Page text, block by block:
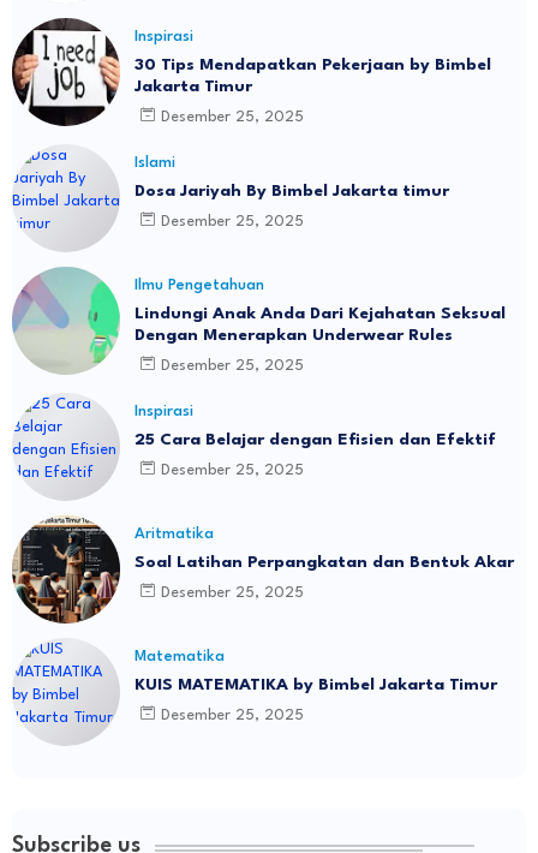
Inspirasi
30 Tips Mendapatkan Pekerjaan by Bimbel
Jakarta Timur
Desember 25, 2025
Islami
Dosa Jariyah By Bimbel Jakarta timur
Desember 25, 2025
Ilmu Pengetahuan
Lindungi Anak Anda Dari Kejahatan Seksual
Dengan Menerapkan Underwear Rules
Desember 25, 2025
Inspirasi
25 Cara Belajar dengan Efisien dan Efektif
Desember 25, 2025
Aritmatika
Soal Latihan Perpangkatan dan Bentuk Akar
Desember 25, 2025
Matematika
KUIS MATEMATIKA by Bimbel Jakarta Timur
Desember 25, 2025
Subscribe us